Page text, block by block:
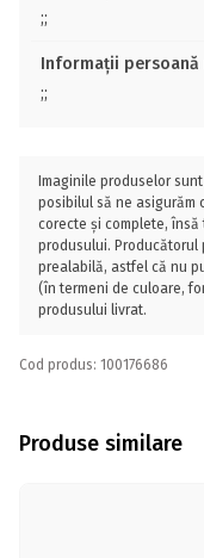
;;
Informații persoană
;;
Imaginile produselor
posibilul să ne asigurăm
corecte și complete,
produsului.
prealabilă, astfel că nu
(în termeni de culoare,
produsului livrat.
Cod produs: 100176686
Produse similare